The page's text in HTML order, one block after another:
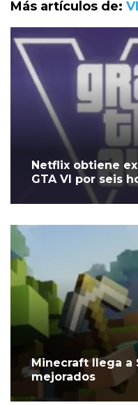
Más artículos de:
Netflix obtiene
GTA VI por seis
Minecraft llega a
mejorados